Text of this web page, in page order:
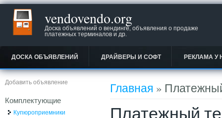
vendovendo.org
Доска объявлений о вендинге, объявления о продаже
платежных терминалов и др.
ДОСКА ОБЪЯВЛЕНИЙ ДРАЙВЕРЫ И СОФТ РЕКЛАМА У
Вы здесь
Главная »
Платежный
Добавить объявление
Комплектующие
Купюроприемники